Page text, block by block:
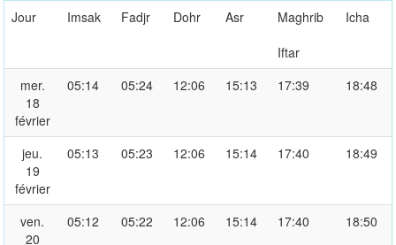
Jour Imsak Fadjr Dohr Asr
Maghrib
Iftar
Icha
mer.
18
février
05:14 05:24 12:06 15:13 17:39 18:48
jeu.
19
février
05:13 05:23 12:06 15:14 17:40 18:49
ven.
20
05:12 05:22 12:06 15:14 17:40 18:50